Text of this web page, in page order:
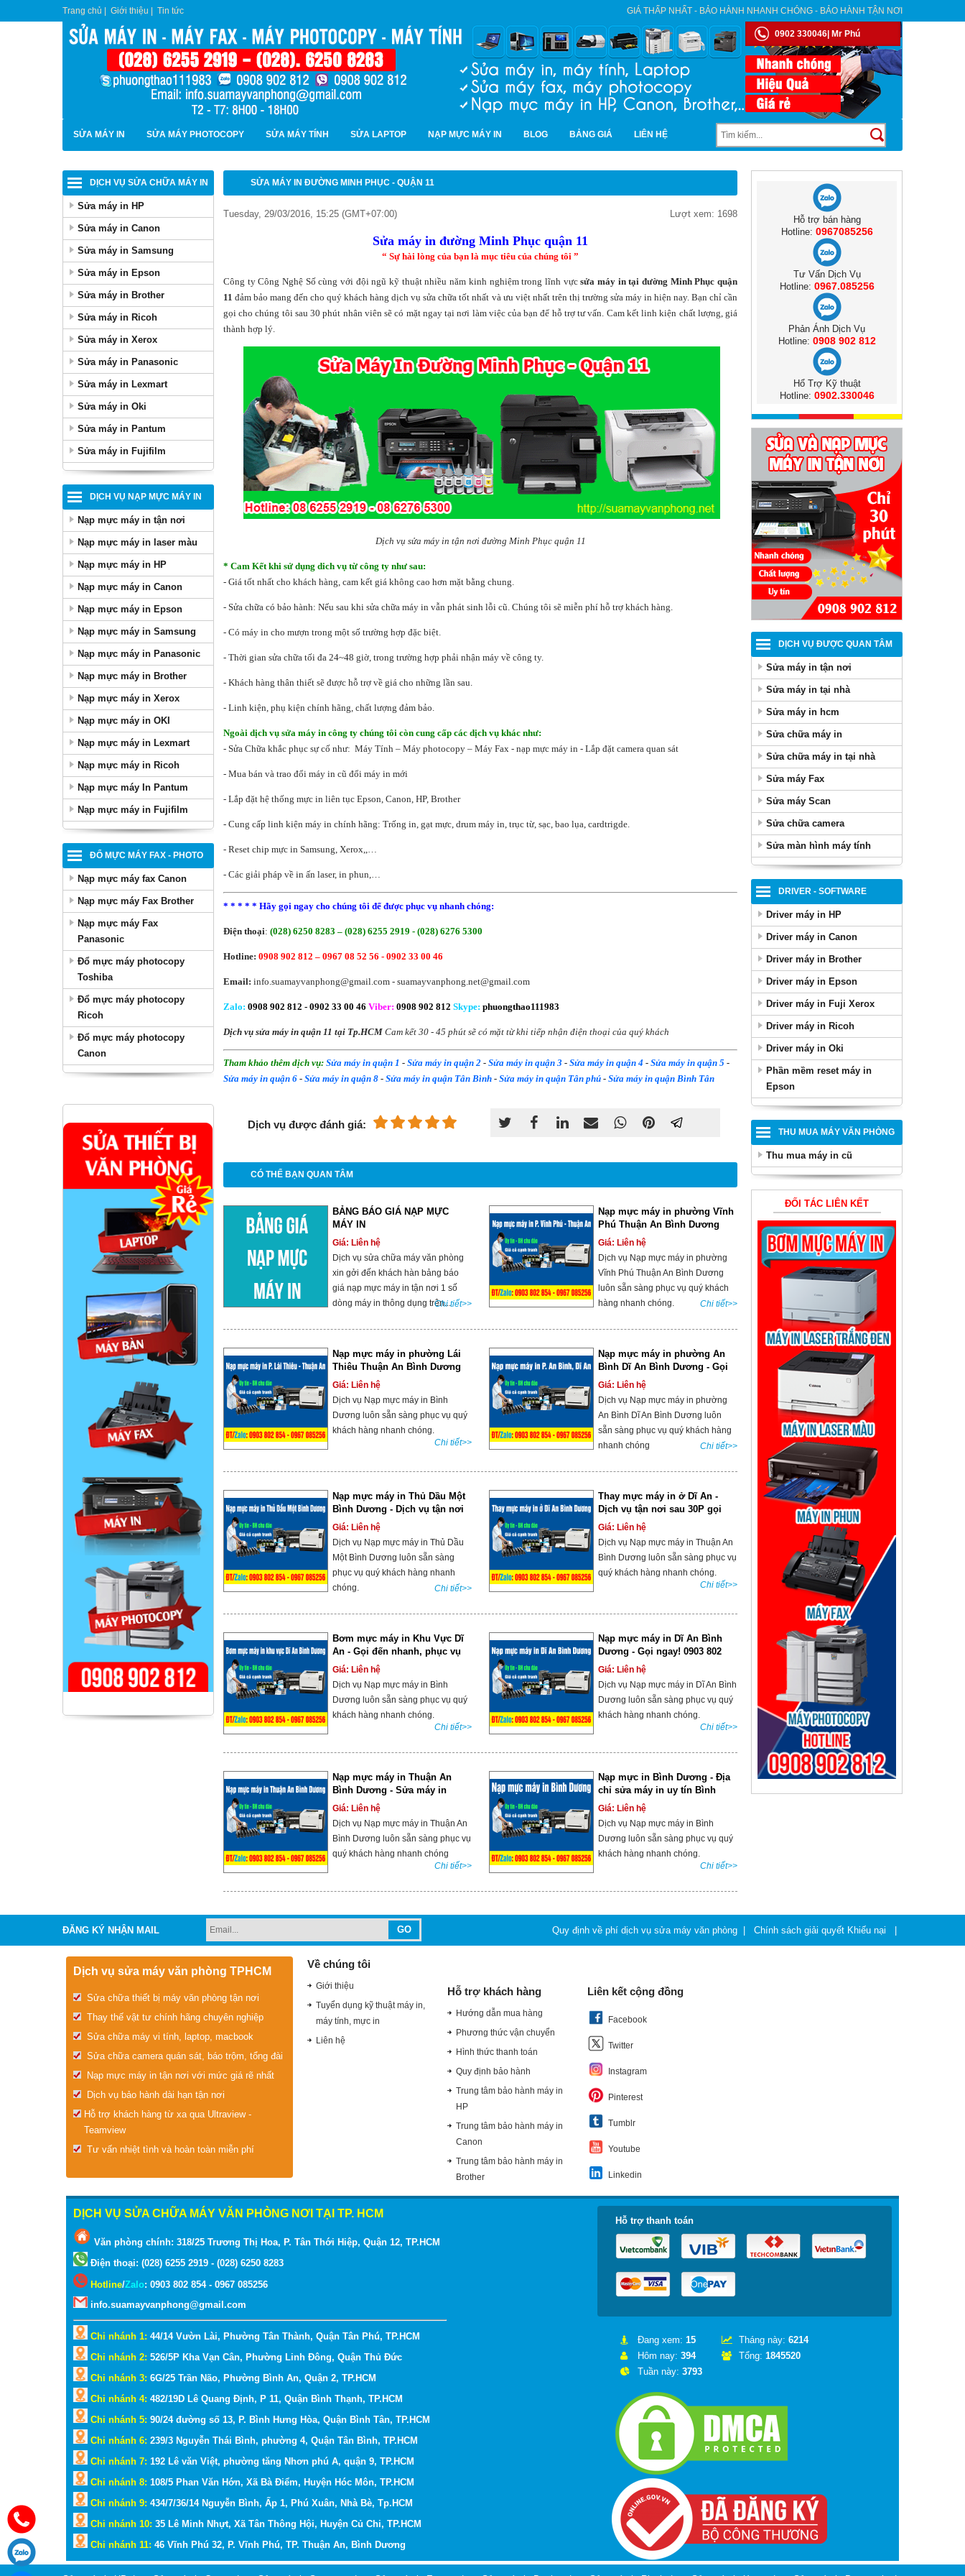
Trang chủ Giới thiệu Tin tức GIÁ THẤP NHẤT - BẢO HÀNH NHANH CHÓNG - BẢO HÀNH TẬN NƠI
0902 330046| Mr Phú
SỬA MÁY IN SỬA MÁY PHOTOCOPY SỬA MÁY TÍNH SỬA LAPTOP NẠP MỰC MÁY IN BLOG BẢNG GIÁ LIÊN HỆ
DỊCH VỤ SỬA CHỮA MÁY IN
Sửa máy in HP
Sửa máy in Canon
Sửa máy in Samsung
Sửa máy in Epson
Sửa máy in Brother
Sửa máy in Ricoh
Sửa máy in Xerox
Sửa máy in Panasonic
Sửa máy in Lexmart
Sửa máy in Oki
Sửa máy in Pantum
Sửa máy in Fujifilm
DỊCH VỤ NẠP MỰC MÁY IN
Nạp mực máy in tận nơi
Nạp mực máy in laser màu
Nạp mực máy in HP
Nạp mực máy in Canon
Nạp mực máy in Epson
Nạp mực máy in Samsung
Nạp mực máy in Panasonic
Nạp mực máy in Brother
Nạp mực máy in Xerox
Nạp mực máy in OKI
Nạp mực máy in Lexmart
Nạp mực máy in Ricoh
Nạp mực máy In Pantum
Nạp mực máy in Fujifilm
ĐỔ MỰC MÁY FAX - PHOTO
Nạp mực máy fax Canon
Nạp mực máy Fax Brother
Nạp mực máy Fax
Panasonic
Đổ mực máy photocopy
Toshiba
Đổ mực máy photocopy
Ricoh
Đổ mực máy photocopy
Canon
SỬA MÁY IN ĐƯỜNG MINH PHỤC - QUẬN 11
Tuesday, 29/03/2016, 15:25 (GMT+07:00) Lượt xem: 1698
Sửa máy in đường Minh Phục quận 11
“ Sự hài lòng của bạn là mục tiêu của chúng tôi ”
Công ty Công Nghệ Số cùng với đội ngũ kỹ thuật nhiều năm kinh nghiệm trong lĩnh vựcsửa máy in tại đường Minh Phục quận
11 đảm bảo mang đến cho quý khách hàng dịch vụ sửa chữa tốt nhất và ưu việt nhất trên thị trường sửa máy in hiện nay. Bạn chỉ cần
gọi cho chúng tôi sau 30 phút nhân viên sẽ có mặt ngay tại nơi làm việc của bạn để hỗ trợ tư vấn. Cam kết linh kiện chất lượng, giá
thành hợp lý.
Dịch vụ sửa máy in tận nơi đường Minh Phục quận 11
* Cam Kết khi sử dụng dich vụ từ công ty như sau:
- Giá tốt nhất cho khách hàng, cam kết giá không cao hơn mặt bằng chung.
- Sửa chữa có bảo hành: Nếu sau khi sửa chữa máy in vẫn phát sinh lỗi cũ. Chúng tôi sẽ miễn phí hỗ trợ khách hàng.
- Có máy in cho mượn trong một số trường hợp đặc biệt.
- Thời gian sửa chữa tối đa 24~48 giờ, trong trường hợp phải nhận máy về công ty.
- Khách hàng thân thiết sẽ được hỗ trợ về giá cho những lần sau.
- Linh kiện, phụ kiện chính hãng, chất lượng đảm bảo.
Ngoài dịch vụ sửa máy in công ty chúng tôi còn cung cấp các dịch vụ khác như:
- Sửa Chữa khắc phục sự cố như: Máy Tính – Máy photocopy – Máy Fax - nạp mực máy in - Lắp đặt camera quan sát
- Mua bán và trao đổi máy in cũ đổi máy in mới
- Lắp đặt hệ thống mực in liên tục Epson, Canon, HP, Brother
- Cung cấp linh kiện máy in chính hãng: Trống in, gạt mực, drum máy in, trục từ, sạc, bao lụa, cardtrigde.
- Reset chip mực in Samsung, Xerox,,…
- Các giải pháp về in ấn laser, in phun,…
* * * * * Hãy gọi ngay cho chúng tôi để được phục vụ nhanh chóng:
Điện thoại: (028) 6250 8283 – (028) 6255 2919 - (028) 6276 5300
Hotline: 0908 902 812 – 0967 08 52 56 - 0902 33 00 46
Email: info.suamayvanphong@gmail.com - suamayvanphong.net@gmail.com
Zalo: 0908 902 812 - 0902 33 00 46 Viber: 0908 902 812 Skype: phuongthao111983
Dịch vụ sửa máy in quận 11 tại Tp.HCM Cam kết 30 - 45 phút sẽ có mặt từ khi tiếp nhận điện thoại của quý khách
Tham khảo thêm dịch vụ: Sửa máy in quận 1 - Sửa máy in quận 2 - Sửa máy in quận 3 - Sửa máy in quận 4 - Sửa máy in quận 5 -
Sửa máy in quận 6 - Sửa máy in quận 8 - Sửa máy in quận Tân Bình - Sửa máy in quận Tân phú - Sửa máy in quận Bình Tân
Dịch vụ được đánh giá:
CÓ THỂ BẠN QUAN TÂM
BẢNG BÁO GIÁ NẠP MỰC
MÁY IN
Giá: Liên hệ
Dịch vụ sửa chữa máy văn phòng
xin gởi đến khách hàn bảng báo
giá nạp mực máy in tận nơi 1 số
dòng máy in thông dụng trên...Chi tiết>>
Nạp mực máy in phường Vĩnh
Phú Thuận An Bình Dương
Giá: Liên hệ
Dịch vụ Nạp mực máy in phường
Vĩnh Phú Thuận An Bình Dương
luôn sẵn sàng phục vụ quý khách
hàng nhanh chóng.
Chi tiết>>
Nạp mực máy in phường Lái
Thiêu Thuận An Bình Dương
Giá: Liên hệ
Dịch vụ Nạp mực máy in Bình
Dương luôn sẵn sàng phục vụ quý
khách hàng nhanh chóng.
Chi tiết>>
Nạp mực máy in phường An
Bình Dĩ An Bình Dương - Gọi
ngay!
Giá: Liên hệ
Dịch vụ Nạp mực máy in phường
An Bình Dĩ An Bình Dương luôn
sẵn sàng phục vụ quý khách hàng
nhanh chóng
Chi tiết>>
Nạp mực máy in Thủ Dầu Một
Bình Dương - Dịch vụ tận nơi
Giá: Liên hệ
Dịch vụ Nạp mực máy in Thủ Dầu
Một Bình Dương luôn sẵn sàng
phục vụ quý khách hàng nhanh
chóng.
Chi tiết>>
Thay mực máy in ở Dĩ An -
Dịch vụ tận nơi sau 30P gọi
Giá: Liên hệ
Dịch vụ Nạp mực máy in Thuận An
Bình Dương luôn sẵn sàng phục vụ
quý khách hàng nhanh chóng.
Chi tiết>>
Bơm mực máy in Khu Vực Dĩ
An - Gọi đến nhanh, phục vụ
tận nơi
Giá: Liên hệ
Dịch vụ Nạp mực máy in Bình
Dương luôn sẵn sàng phục vụ quý
khách hàng nhanh chóng.
Chi tiết>>
Nạp mực máy in Dĩ An Bình
Dương - Gọi ngay! 0903 802
854
Giá: Liên hệ
Dịch vụ Nạp mực máy in Dĩ An Bình
Dương luôn sẵn sàng phục vụ quý
khách hàng nhanh chóng.
Chi tiết>>
Nạp mực máy in Thuận An
Bình Dương - Sửa máy in
Thuận An
Giá: Liên hệ
Dịch vụ Nạp mực máy in Thuận An
Bình Dương luôn sẵn sàng phục vụ
quý khách hàng nhanh chóng
Chi tiết>>
Nạp mực in Bình Dương - Địa
chỉ sửa máy in uy tín Bình
Dương
Giá: Liên hệ
Dịch vụ Nạp mực máy in Bình
Dương luôn sẵn sàng phục vụ quý
khách hàng nhanh chóng.
Chi tiết>>
Hỗ trợ bán hàng
Hotline: 0967085256
Tư Vấn Dịch Vụ
Hotline: 0967.085256
Phản Ánh Dịch Vụ
Hotline: 0908 902 812
Hổ Trợ Kỹ thuật
Hotline: 0902.330046
DỊCH VỤ ĐƯỢC QUAN TÂM
Sửa máy in tận nơi
Sửa máy in tại nhà
Sửa máy in hcm
Sửa chữa máy in
Sửa chữa máy in tại nhà
Sửa máy Fax
Sửa máy Scan
Sửa chữa camera
Sửa màn hình máy tính
DRIVER - SOFTWARE
Driver máy in HP
Driver máy in Canon
Driver máy in Brother
Driver máy in Epson
Driver máy in Fuji Xerox
Driver máy in Ricoh
Driver máy in Oki
Phần mềm reset máy in
Epson
THU MUA MÁY VĂN PHÒNG
Thu mua máy in cũ
ĐỐI TÁC LIÊN KẾT
ĐĂNG KÝ NHẬN MAIL Quy định về phí dịch vụ sửa máy văn phòng Chính sách giải quyết Khiếu nại
Dịch vụ sửa máy văn phòng TPHCM
Sửa chữa thiết bị máy văn phòng tận nơi
Thay thế vật tư chính hãng chuyên nghiệp
Sửa chữa máy vi tính, laptop, macbook
Sửa chữa camera quán sát, báo trộm, tổng đài
Nạp mực máy in tận nơi với mức giá rẽ nhất
Dịch vụ bảo hành dài hạn tận nơi
Hỗ trợ khách hàng từ xa qua Ultraview -
Teamview
Tư vấn nhiệt tình và hoàn toàn miễn phí
Về chúng tôi
Giới thiệu
Tuyển dụng kỹ thuật máy in,
máy tính, mực in
Liên hệ
Hỗ trợ khách hàng
Hướng dẫn mua hàng
Phương thức vận chuyển
Hình thức thanh toán
Quy định bảo hành
Trung tâm bảo hành máy in
HP
Trung tâm bảo hành máy in
Canon
Trung tâm bảo hành máy in
Brother
Liên kết cộng đồng
Facebook
Twitter
Instagram
Pinterest
Tumblr
Youtube
Linkedin
Hỗ trợ thanh toán
Đang xem: 15
Hôm nay: 394
Tuần này: 3793
Tháng này: 6214
Tổng: 1845520
DỊCH VỤ SỬA CHỮA MÁY VĂN PHÒNG NƠI TẠI TP. HCM
Văn phòng chính: 318/25 Trương Thị Hoa, P. Tân Thới Hiệp, Quận 12, TP.HCM
Điện thoại: (028) 6255 2919 - (028) 6250 8283
Hotline/Zalo: 0903 802 854 - 0967 085256
info.suamayvanphong@gmail.com
Chi nhánh 1: 44/14 Vườn Lài, Phường Tân Thành, Quận Tân Phú, TP.HCM
Chi nhánh 2: 526/5P Kha Vạn Cân, Phường Linh Đông, Quận Thủ Đức
Chi nhánh 3: 6G/25 Trần Não, Phường Bình An, Quận 2, TP.HCM
Chi nhánh 4: 482/19D Lê Quang Định, P 11, Quận Bình Thạnh, TP.HCM
Chi nhánh 5: 90/24 đường số 13, P. Bình Hưng Hòa, Quận Bình Tân, TP.HCM
Chi nhánh 6: 239/3 Nguyễn Thái Bình, phường 4, Quận Tân Bình, TP.HCM
Chi nhánh 7: 192 Lê văn Việt, phường tăng Nhơn phú A, quận 9, TP.HCM
Chi nhánh 8: 108/5 Phan Văn Hớn, Xã Bà Điểm, Huyện Hóc Môn, TP.HCM
Chi nhánh 9: 434/7/36/14 Nguyễn Bình, Ấp 1, Phú Xuân, Nhà Bè, Tp.HCM
Chi nhánh 10: 35 Lê Minh Nhựt, Xã Tân Thông Hội, Huyện Củ Chi, TP.HCM
Chi nhánh 11: 46 Vĩnh Phú 32, P. Vĩnh Phú, TP. Thuận An, Bình Dương